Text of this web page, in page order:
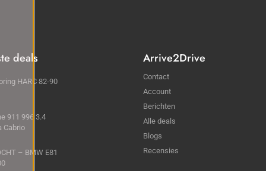
deals
HARC 82-90
911 996 3.4
Cabrio
– BMW E81
Arrive2Drive
Contact
Account
Berichten
Alle deals
Blogs
Recensies